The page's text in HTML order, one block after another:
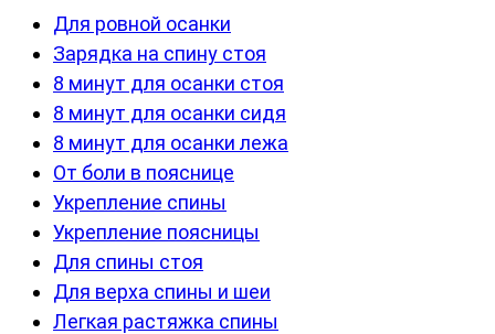
Для ровной осанки
Зарядка на спину стоя
8 минут для осанки стоя
8 минут для осанки сидя
8 минут для осанки лежа
От боли в пояснице
Укрепление спины
Укрепление поясницы
Для спины стоя
Для верха спины и шеи
Легкая растяжка спины